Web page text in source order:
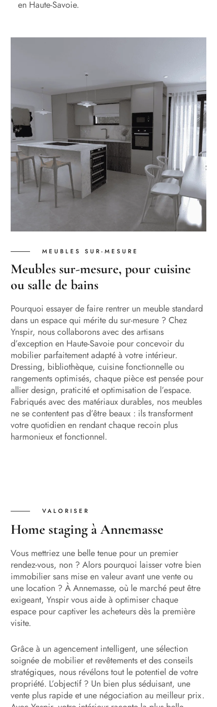
en Haute-Savoie.
MEUBLES SUR-MESURE
Meubles sur-mesure, pour cuisine
ou salle de bains
Pourquoi essayer de faire rentrer un meuble standard
dans un espace qui mérite du sur-mesure ? Chez
Ynspir, nous collaborons avec des artisans
d’exception en Haute-Savoie pour concevoir du
mobilier parfaitement adapté à votre intérieur.
Dressing, bibliothèque, cuisine fonctionnelle ou
rangements optimisés, chaque pièce est pensée pour
allier design, praticité et optimisation de l’espace.
Fabriqués avec des matériaux durables, nos meubles
ne se contentent pas d’être beaux : ils transforment
votre quotidien en rendant chaque recoin plus
harmonieux et fonctionnel.
VALORISER
Home staging à Annemasse
Vous mettriez une belle tenue pour un premier
rendez-vous, non ? Alors pourquoi laisser votre bien
immobilier sans mise en valeur avant une vente ou
une location ? À Annemasse, où le marché peut être
exigeant, Ynspir vous aide à optimiser chaque
espace pour captiver les acheteurs dès la première
visite.
Grâce à un agencement intelligent, une sélection
soignée de mobilier et revêtements et des conseils
stratégiques, nous révélons tout le potentiel de votre
propriété. L’objectif ? Un bien plus séduisant, une
vente plus rapide et une négociation au meilleur prix.